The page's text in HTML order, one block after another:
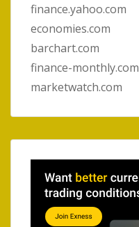
finance.yahoo.com
economies.com
barchart.com
finance-monthly.com
marketwatch.com